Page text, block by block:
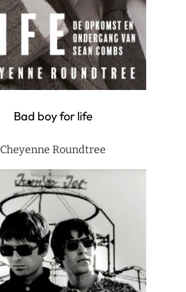
Bad boy for life
Cheyenne Roundtree